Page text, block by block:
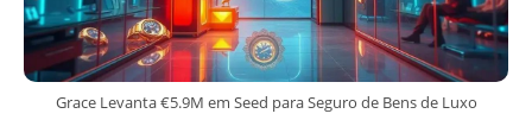
Grace Levanta €5.9M em Seed para Seguro de Bens de Luxo